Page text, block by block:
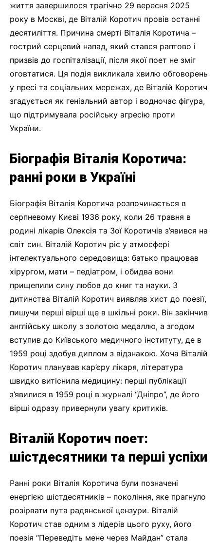
життя завершилося трагічно 29 вересня 2025
року в Москві, де Віталій Коротич провів останні
десятиліття. Причина смерті Віталія Коротича –
гострий серцевий напад, який стався раптово і
призвів до госпіталізації, після якої поет не зміг
оговтатися. Ця подія викликала хвилю обговорень
у пресі та соціальних мережах, де Віталій Коротич
згадується як геніальний автор і водночас фігура,
що підтримувала російську агресію проти
України.
Біографія Віталія Коротича:
ранні роки в Україні
Біографія Віталія Коротича розпочинається в
серпневому Києві 1936 року, коли 26 травня в
родині лікарів Олексія та Зої Коротичів з’явився на
світ син. Віталій Коротич ріс у атмосфері
інтелектуального середовища: батько працював
хірургом, мати – педіатром, і обидва вони
прищепили сину любов до книг та науки. З
дитинства Віталій Коротич виявляв хист до поезії,
пишучи перші вірші ще в шкільні роки. Він закінчив
англійську школу з золотою медаллю, а згодом
вступив до Київського медичного інституту, де в
1959 році здобув диплом з відзнакою. Хоча Віталій
Коротич планував кар’єру лікаря, література
швидко витіснила медицину: перші публікації
з’явилися в 1959 році в журналі “Дніпро”, де його
вірші одразу привернули увагу критиків.
Віталій Коротич поет:
шістдесятники та перші успіхи
Ранні роки Віталія Коротича були позначені
енергією шістдесятників – покоління, яке прагнуло
розірвати пута радянської цензури. Віталій
Коротич став одним з лідерів цього руху, його
поезія “Переведіть мене через Майдан” стала